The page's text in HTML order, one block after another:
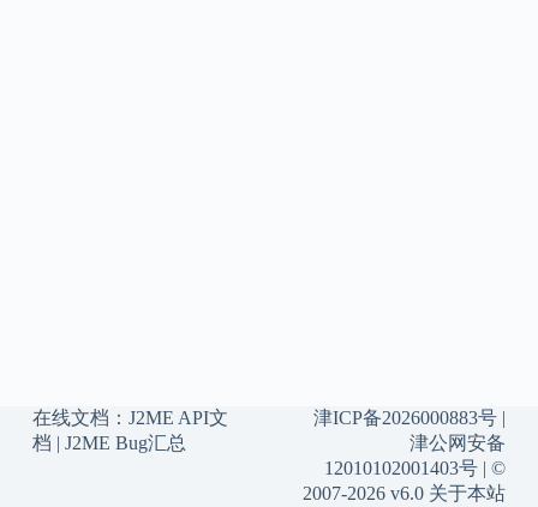
在线文档： J2ME API文
档 | J2ME Bug汇总
津ICP备2026000883号 |
津公网安备
12010102001403号 | ©
2007-2026 v6.0 关于本站